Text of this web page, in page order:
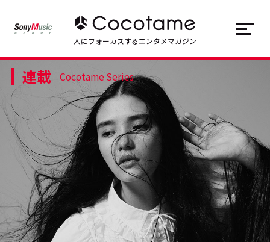
トップ Top
記事一覧 Articles
連載一覧 Series
Cocotameとは About
JP EN
人にフォーカスするエンタメマガジン
連載 Cocotame Series